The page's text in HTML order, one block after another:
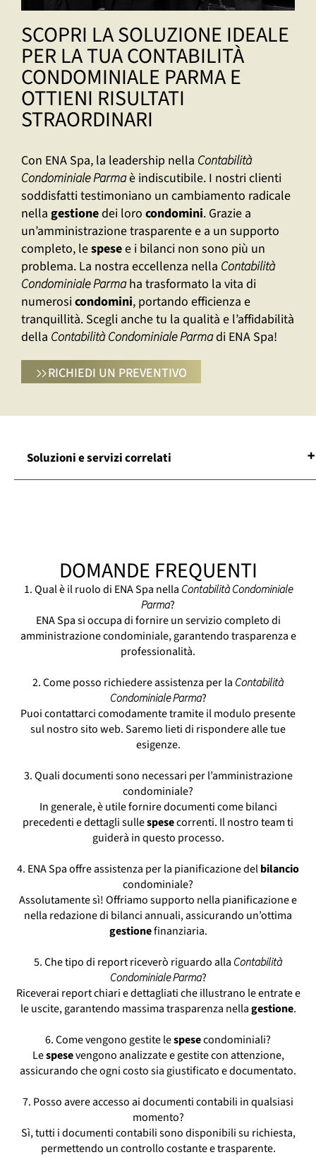
SCOPRI LA SOLUZIONE IDEALE
PER LA TUA CONTABILITÀ
CONDOMINIALE PARMA E
OTTIENI RISULTATI
STRAORDINARI
Con ENA Spa, la leadership nella Contabilità
Condominiale Parmaè indiscutibile. I nostri clienti
soddisfatti testimoniano un cambiamento radicale
nella gestionedei loro condomini. Grazie a
un’amministrazione trasparente e a un supporto
completo, lespesee i bilanci non sono più un
problema. La nostra eccellenza nella Contabilità
Condominiale Parmaha trasformato la vita di
numerosicondomini, portando efficienza e
tranquillità. Scegli anche tu la qualità e l’affidabilità
della Contabilità Condominiale Parmadi ENA Spa!
RICHIEDI UN PREVENTIVO
Soluzioni e servizi correlati
Consulenze Condominiali Parma
Gestione Condominiale Parma
Manutenzione Condominiale Parma
Servizio Amministrazione Condominiale
Parma
Servizio Condominiale Parma
Società Amministrazione Condominiale
Parma
Studio Amministrazione Condominiale
Parma
DOMANDE FREQUENTI
1. Qual è il ruolo di ENA Spa nella Contabilità Condominiale
Parma?
ENA Spa si occupa di fornire un servizio completo di
amministrazione condominiale, garantendo trasparenza e
professionalità.
2. Come posso richiedere assistenza per la Contabilità
Condominiale Parma?
Puoi contattarci comodamente tramite il modulo presente
sul nostro sito web. Saremo lieti di rispondere alle tue
esigenze.
3. Quali documenti sono necessari per l’amministrazione
condominiale?
In generale, è utile fornire documenti come bilanci
precedenti e dettagli sullespesecorrenti. Il nostro team ti
guiderà in questo processo.
4. ENA Spa offre assistenza per la pianificazione delbilancio
condominiale?
Assolutamente sì! Offriamo supporto nella pianificazione e
nella redazione di bilanci annuali, assicurando un’ottima
gestionefinanziaria.
5. Che tipo di report riceverò riguardo alla Contabilità
Condominiale Parma?
Riceverai report chiari e dettagliati che illustrano le entrate e
le uscite, garantendo massima trasparenza nellagestione.
6. Come vengono gestite lespesecondominiali?
Lespesevengono analizzate e gestite con attenzione,
assicurando che ogni costo sia giustificato e documentato.
7. Posso avere accesso ai documenti contabili in qualsiasi
momento?
Sì, tutti i documenti contabili sono disponibili su richiesta,
permettendo un controllo costante e trasparente.